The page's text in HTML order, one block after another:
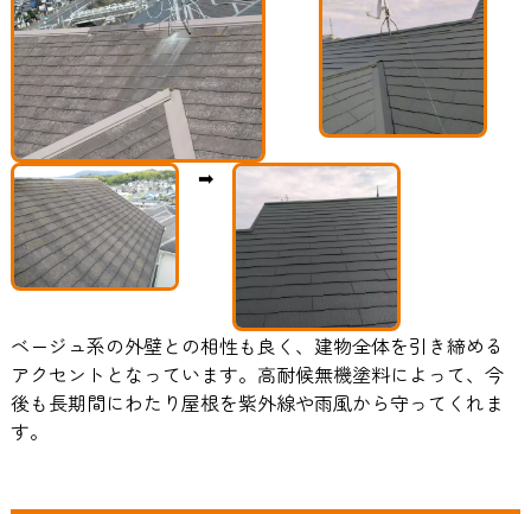
➡
ベージュ系の外壁との相性も良く、建物全体を引き締める
アクセントとなっています。高耐候無機塗料によって、今
後も長期間にわたり屋根を紫外線や雨風から守ってくれま
す。